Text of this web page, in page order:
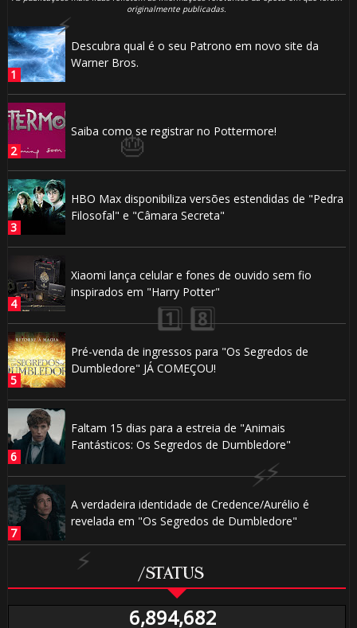
originalmente publicadas.
Descubra qual é o seu Patrono em novo site da
Warner Bros.
Saiba como se registrar no Pottermore!
HBO Max disponibiliza versões estendidas de "Pedra
Filosofal" e "Câmara Secreta"
Xiaomi lança celular e fones de ouvido sem fio
inspirados em "Harry Potter"
Pré-venda de ingressos para "Os Segredos de
Dumbledore" JÁ COMEÇOU!
Faltam 15 dias para a estreia de "Animais
Fantásticos: Os Segredos de Dumbledore"
A verdadeira identidade de Credence/Aurélio é
revelada em "Os Segredos de Dumbledore"
/STATUS
6,894,682